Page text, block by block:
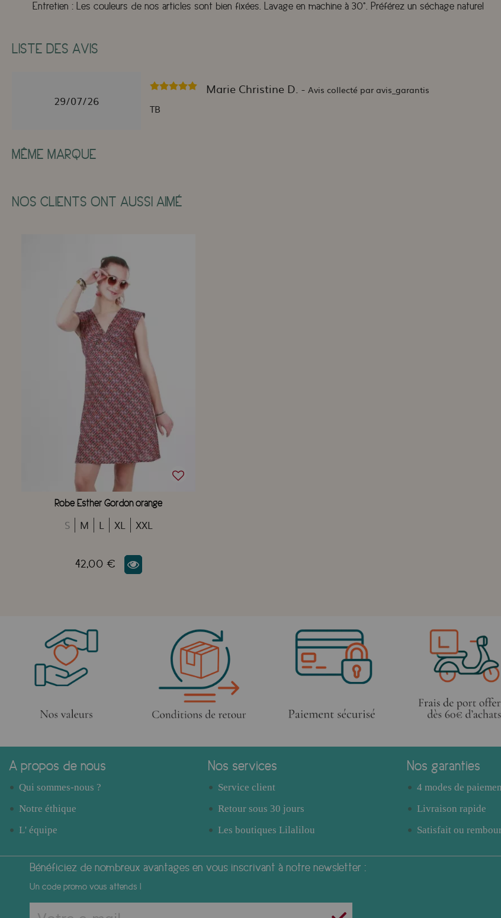
Entretien : Les couleurs de nos articles sont bien fixées. Lavage en machine à 30°. Préférez un séchage naturel
LISTE DES AVIS
29/07/26
Marie Christine D. - Avis collecté par avis_garantis
TB
MÊME MARQUE
NOS CLIENTS ONT AUSSI AIMÉ
Robe Esther Gordon orange
S M L XL XXL
42,00 €
A propos de nous
Qui sommes-nous ?
Notre éthique
L' équipe
Nos services
Service client
Retour sous 30 jours
Les boutiques Lilalilou
Nos garanties
4 modes de
Livraison rapide
Satisfait ou
Bénéficiez de nombreux avantages en vous inscrivant à notre newsletter :
Un code promo vous attends !